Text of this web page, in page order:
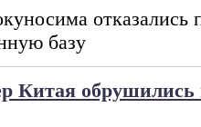
отказались
базу
Китая